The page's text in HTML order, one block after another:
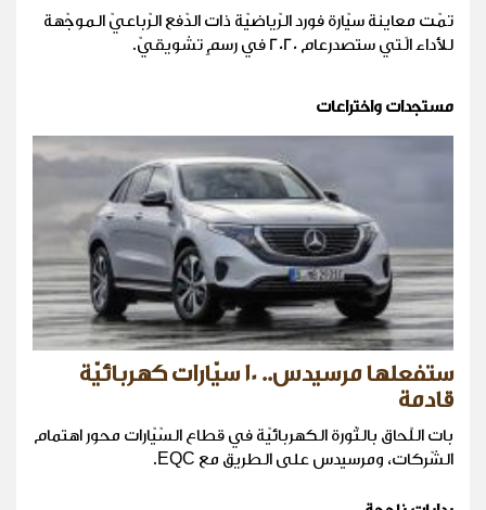
تمّت معاينة سيّارة فورد الرّياضيّة ذات الدّفع الرّباعيّ الموجّهة
للأداء الّتي ستصدرعام 2020 في رسمٍ تشويقيّ.
مستجدات واختراعات
ستفعلها مرسيدس.. 10 سيّارات كهربائيّة
قادمة
بات اللّحاق بالثّورة الكهربائيّة في قطاع السّيّارات محور اهتمام
الشّركات، ومرسيدس على الطريق مع EQC.